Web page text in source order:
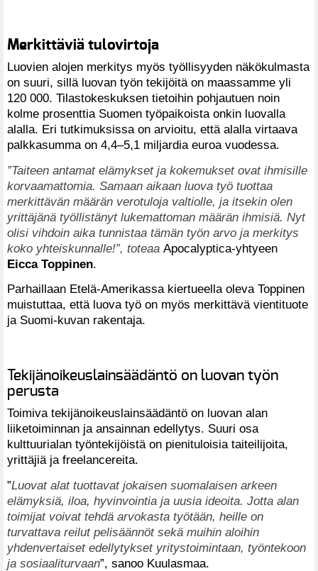
Merkittäviä tulovirtoja
Luovien alojen merkitys myös työllisyyden näkökulmasta
on suuri, sillä luovan työn tekijöitä on maassamme yli
120 000. Tilastokeskuksen tietoihin pohjautuen noin
kolme prosenttia Suomen työpaikoista onkin luovalla
alalla. Eri tutkimuksissa on arvioitu, että alalla virtaava
palkkasumma on 4,4–5,1 miljardia euroa vuodessa.
”Taiteen antamat elämykset ja kokemukset ovat ihmisille
korvaamattomia. Samaan aikaan luova työ tuottaa
merkittävän määrän verotuloja valtiolle, ja itsekin olen
yrittäjänä työllistänyt lukemattoman määrän ihmisiä. Nyt
olisi vihdoin aika tunnistaa tämän työn arvo ja merkitys
koko yhteiskunnalle!”, toteaa Apocalyptica-yhtyeen
Eicca Toppinen.
Parhaillaan Etelä-Amerikassa kiertueella oleva Toppinen
muistuttaa, että luova työ on myös merkittävä vientituote
ja Suomi-kuvan rakentaja.
Tekijänoikeuslainsäädäntö on luovan työn
perusta
Toimiva tekijänoikeuslainsäädäntö on luovan alan
liiketoiminnan ja ansainnan edellytys. Suuri osa
kulttuurialan työntekijöistä on pienituloisia taiteilijoita,
yrittäjiä ja freelancereita.
”Luovat alat tuottavat jokaisen suomalaisen arkeen
elämyksiä, iloa, hyvinvointia ja uusia ideoita. Jotta alan
toimijat voivat tehdä arvokasta työtään, heille on
turvattava reilut pelisäännöt sekä muihin aloihin
yhdenvertaiset edellytykset yritystoimintaan, työntekoon
ja sosiaaliturvaan”, sanoo Kuulasmaa.